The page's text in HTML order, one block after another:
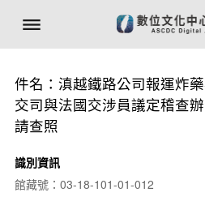
件名：滇越鐵路公司報運炸
交司與法國交涉員議定稽查
請查照
識別資訊
館藏號：03-18-101-01-012